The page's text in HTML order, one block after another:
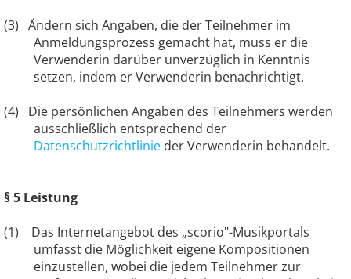
(3) Ändern sich Angaben, die der Teilnehmer im
Anmeldungsprozess gemacht hat, muss er die
Verwenderin darüber unverzüglich in Kenntnis
setzen, indem er Verwenderin benachrichtigt.
(4)
Die persönlichen Angaben des Teilnehmers werden
ausschließlich entsprechend der
Datenschutzrichtlinie der Verwenderin behandelt.
§ 5 Leistung
(1) Das Internetangebot des „scorio"-Musikportals
umfasst die Möglichkeit eigene Kompositionen
einzustellen, wobei die jedem Teilnehmer zur